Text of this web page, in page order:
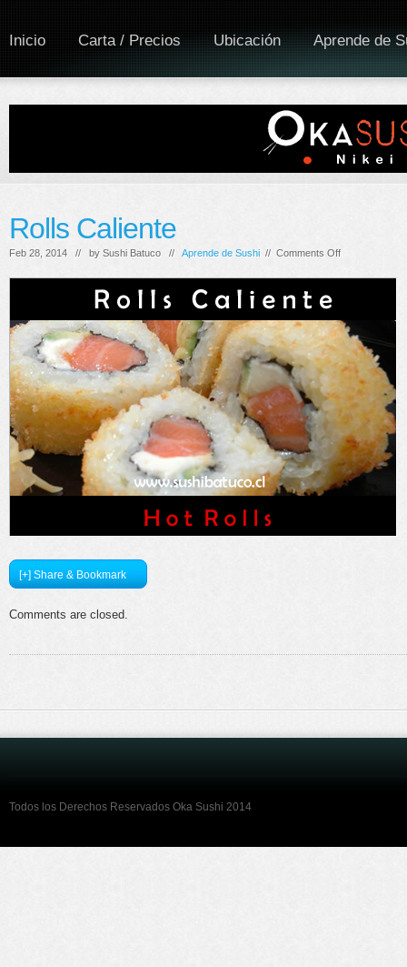
Inicio Carta / Precios Ubicación Aprende de
Rolls Caliente
Feb 28, 2014 // by Sushi Batuco // Aprende de Sushi // Comments Offon
[+] Share & Bookmark
Comments are closed.
Todos los Derechos Reservados Oka Sushi 2014